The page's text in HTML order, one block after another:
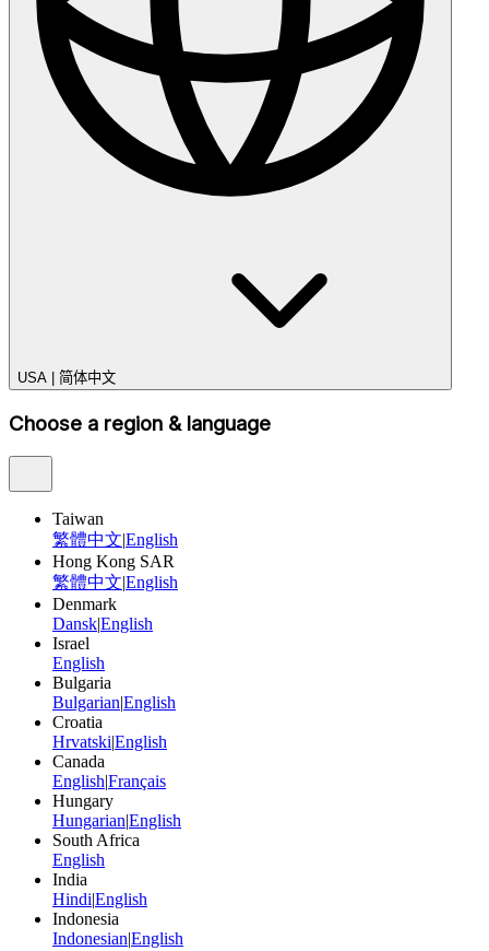
USA 简体中文
Choose a region & language
Taiwan
繁體中文 English
Hong Kong SAR
繁體中文 English
Denmark
DanskEnglish
Israel
English
Bulgaria
BulgarianEnglish
Croatia
HrvatskiEnglish
Canada
EnglishFrançais
Hungary
HungarianEnglish
South Africa
English
India
HindiEnglish
Indonesia
IndonesianEnglish